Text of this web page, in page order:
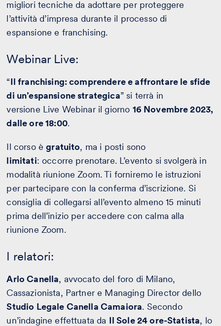
migliori tecniche da adottare per proteggere
l’attività d’impresa durante il processo di
espansione e franchising.
Webinar Live:
“Il franchising: comprendere e affrontare le sfide
di un’espansione strategica” si terrà in
versione Live Webinar il giorno 16 Novembre 2023,
dalle ore 18:00.
Il corso ègratuito, ma i posti sono
limitati: occorre prenotare. L’evento si svolgerà in
modalità riunione Zoom. Ti forniremo le istruzioni
per partecipare con la conferma d’iscrizione. Si
consiglia di collegarsi all’evento almeno 15 minuti
prima dell’inizio per accedere con calma alla
riunione Zoom.
I relatori:
Arlo Canella, avvocato del foro di Milano,
Cassazionista, Partner e Managing Director dello
Studio Legale Canella Camaiora. Secondo
un’indagine effettuata da Il Sole 24 ore-Statista, lo